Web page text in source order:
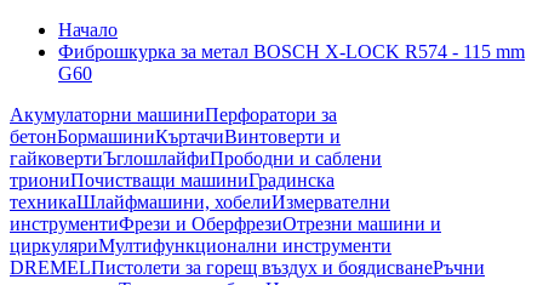
Начало
Фиброшкурка за метал BOSCH X-LOCK R574 - 115 mm
G60
Акумулаторни машиниПерфоратори за
бетонБормашиниКъртачиВинтоверти и
гайковертиЪглошлайфиПрободни и саблени
триониПочистващи машиниГрадинска
техникаШлайфмашини, хобелиИзмервателни
инструментиФрези и ОберфрезиОтрезни машини и
циркуляриМултифункционални инструменти
DREMELПистолети за горещ въздух и боядисванеРъчни